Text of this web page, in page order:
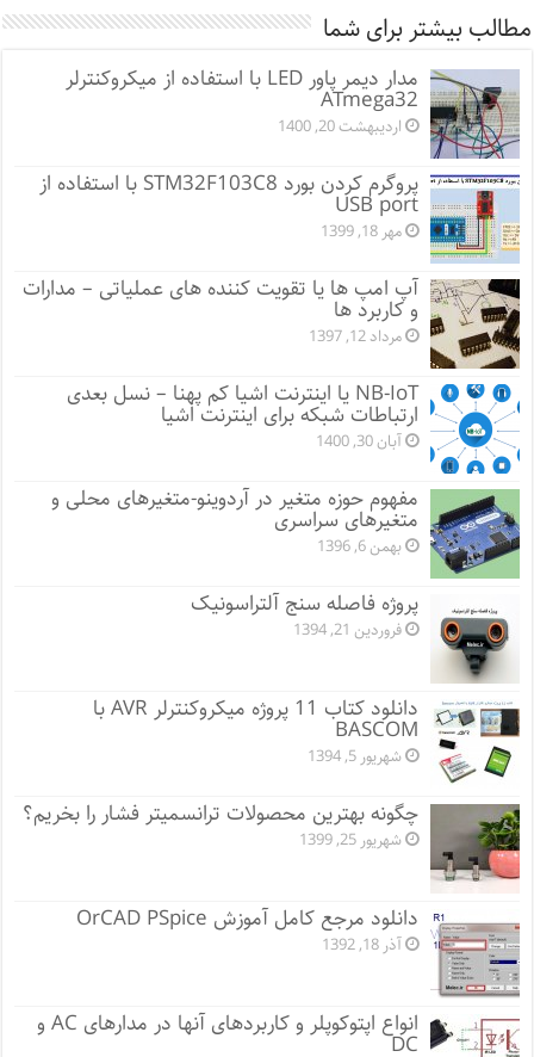
مطالب بیشتر برای شما
مدار دیمر پاور LED با استفاده از میکروکنترلر
ATmega32
اردیبهشت 20, 1400
پروگرم کردن بورد STM32F103C8 با استفاده از
USB port
مهر 18, 1399
آپ امپ ها یا تقویت کننده های عملیاتی – مدارات
و کاربرد ها
مرداد 12, 1397
NB-IoT یا اینترنت اشیا کم پهنا – نسل بعدی
ارتباطات شبکه برای اینترنت اشیا
آبان 30, 1400
مفهوم حوزه متغیر در آردوینو-متغیرهای محلی و
متغیرهای سراسری
بهمن 6, 1396
پروژه فاصله سنج آلتراسونیک
فروردین 21, 1394
دانلود کتاب 11 پروژه میکروکنترلر AVR با
BASCOM
شهریور 5, 1394
چگونه بهترین محصولات ترانسمیتر فشار را بخریم؟
شهریور 25, 1399
دانلود مرجع کامل آموزش OrCAD PSpice
آذر 18, 1392
انواع اپتوکوپلر و کاربردهای آنها در مدارهای AC و
DC